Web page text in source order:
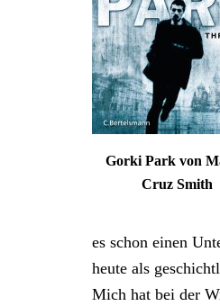
Gorki Park von
Cruz Smith
es schon einen
heute als
Mich hat bei der